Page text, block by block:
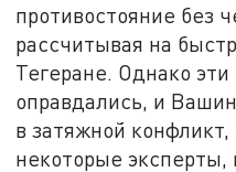
противостояние без
рассчитывая на
Тегеране. Однако
оправдались, и
в затяжной
некоторые эксперты,